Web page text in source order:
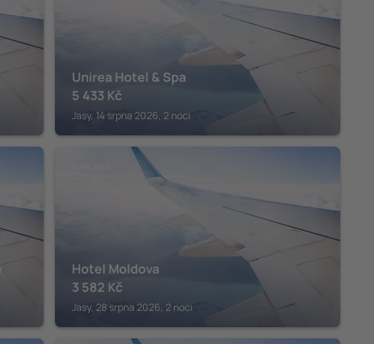
Unirea Hotel & Spa
5 433 Kč
Jasy, 14 srpna 2026, 2 noci
Hotel Moldova
3 582 Kč
Jasy, 28 srpna 2026, 2 noci